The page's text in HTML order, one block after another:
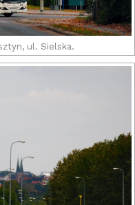
ul. Sielska.